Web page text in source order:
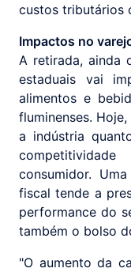
custos tributários
Impactos no
A retirada, ainda
estaduais vai
alimentos e
fluminenses.
a indústria
consumidor.
fiscal tende a
performance do
também o bolso
"O aumento da